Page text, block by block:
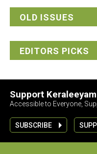
OLD ISSUES
EDITORS PICKS
Support Keraleeyam
Accessible to Everyone,
SUBSCRIBE